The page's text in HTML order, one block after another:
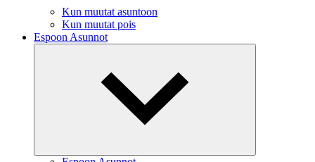
Kun muutat asuntoon
Kun muutat pois
Espoon Asunnot